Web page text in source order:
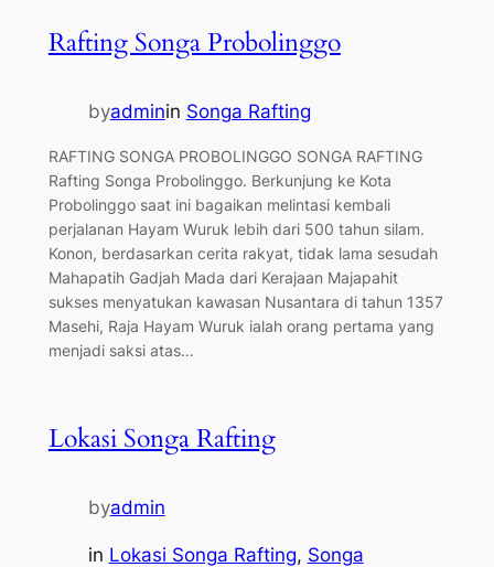
Rafting Songa Probolinggo
byadminin Songa Rafting
RAFTING SONGA PROBOLINGGO SONGA RAFTING
Rafting Songa Probolinggo. Berkunjung ke Kota
Probolinggo saat ini bagaikan melintasi kembali
perjalanan Hayam Wuruk lebih dari 500 tahun silam.
Konon, berdasarkan cerita rakyat, tidak lama sesudah
Mahapatih Gadjah Mada dari Kerajaan Majapahit
sukses menyatukan kawasan Nusantara di tahun 1357
Masehi, Raja Hayam Wuruk ialah orang pertama yang
menjadi saksi atas…
Lokasi Songa Rafting
byadmin
in Lokasi Songa Rafting, Songa